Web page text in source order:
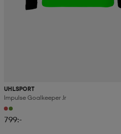
UHLSPORT
Impulse Goalkeeper Jr
799:-